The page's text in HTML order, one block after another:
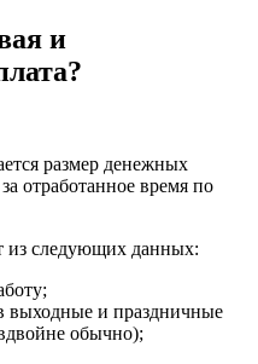
и
размер денежных
отработанное время по
из следующих данных:
выходные и праздничные
обычно);